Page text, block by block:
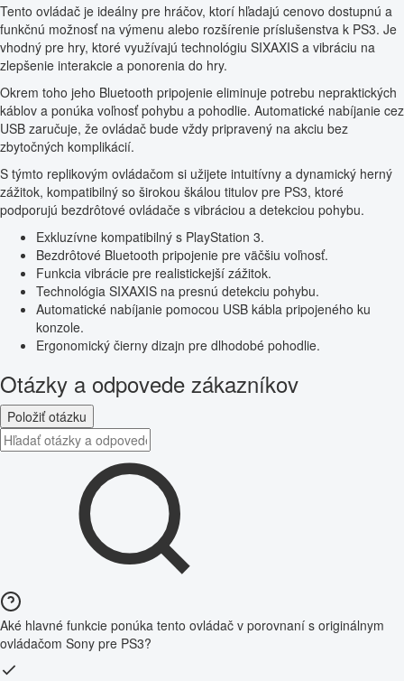
Tento ovládač je ideálny pre hráčov, ktorí hľadajú cenovo dostupnú a
funkčnú možnosť na výmenu alebo rozšírenie príslušenstva k PS3. Je
vhodný pre hry, ktoré využívajú technológiu SIXAXIS a vibráciu na
zlepšenie interakcie a ponorenia do hry.
Okrem toho jeho Bluetooth pripojenie eliminuje potrebu nepraktických
káblov a ponúka voľnosť pohybu a pohodlie. Automatické nabíjanie cez
USB zaručuje, že ovládač bude vždy pripravený na akciu bez
zbytočných komplikácií.
S týmto replikovým ovládačom si užijete intuitívny a dynamický herný
zážitok, kompatibilný so širokou škálou titulov pre PS3, ktoré
podporujú bezdrôtové ovládače s vibráciou a detekciou pohybu.
Exkluzívne kompatibilný s PlayStation 3.
Bezdrôtové Bluetooth pripojenie pre väčšiu voľnosť.
Funkcia vibrácie pre realistickejší zážitok.
Technológia SIXAXIS na presnú detekciu pohybu.
Automatické nabíjanie pomocou USB kábla pripojeného ku
konzole.
Ergonomický čierny dizajn pre dlhodobé pohodlie.
Otázky a odpovede zákazníkov
Položiť otázku
Aké hlavné funkcie ponúka tento ovládač v porovnaní s originálnym
ovládačom Sony pre PS3?